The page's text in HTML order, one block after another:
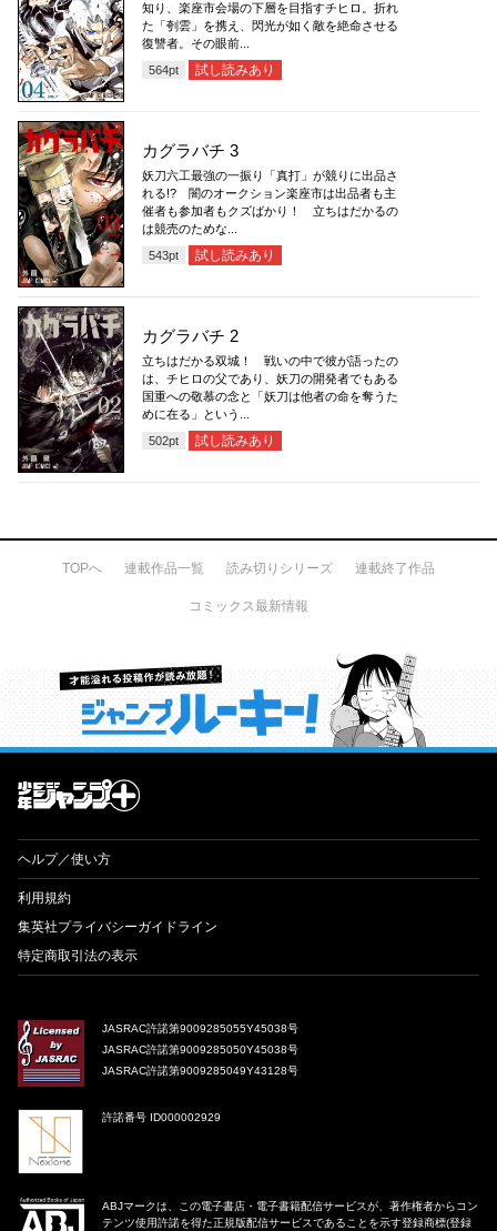
知り、楽座市会場の下層を目指すチヒロ。折れ
た「刳雲」を携え、閃光が如く敵を絶命させる
復讐者。その眼前...
564pt 試し読みあり
カグラバチ 3
妖刀六工最強の一振り「真打」が競りに出品さ
れる!? 闇のオークション楽座市は出品者も主
催者も参加者もクズばかり！ 立ちはだかるの
は競売のためな...
543pt 試し読みあり
カグラバチ 2
立ちはだかる双城！ 戦いの中で彼が語ったの
は、チヒロの父であり、妖刀の開発者でもある
国重への敬慕の念と「妖刀は他者の命を奪うた
めに在る」という...
502pt 試し読みあり
TOPへ 連載作品一覧 読み切りシリーズ 連載終了作品
コミックス最新情報
才能溢れる投稿作が読み放題！ ジャンプルーキー！
ヘルプ／使い方
利用規約
集英社プライバシーガイドライン
特定商取引法の表示
JASRAC許諾第9009285055Y45038号
JASRAC許諾第9009285050Y45038号
JASRAC許諾第9009285049Y43128号
許諾番号 ID000002929
ABJマークは、この電子書店・電子書籍配信サービスが、著作権者からコン
テンツ使用許諾を得た正規版配信サービスであることを示す登録商標(登録